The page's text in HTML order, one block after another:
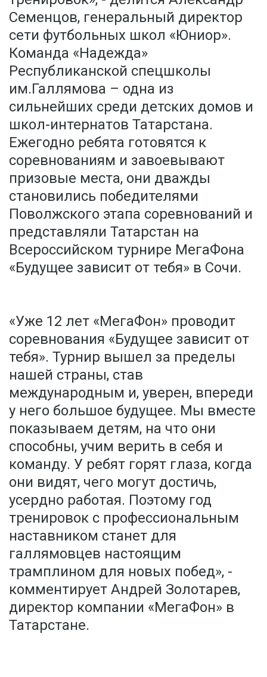
Семенцов, генеральный директор
сети футбольных школ «Юниор».
Команда «Надежда»
Республиканской спецшколы
им.Галлямова – одна из
сильнейших среди детских домов и
школ-интернатов Татарстана.
Ежегодно ребята готовятся к
соревнованиям и завоевывают
призовые места, они дважды
становились победителями
Поволжского этапа соревнований и
представляли Татарстан на
Всероссийском турнире МегаФона
«Будущее зависит от тебя» в Сочи.
«Уже 12 лет «МегаФон» проводит
соревнования «Будущее зависит от
тебя». Турнир вышел за пределы
нашей страны, став
международным и, уверен, впереди
у него большое будущее. Мы вместе
показываем детям, на что они
способны, учим верить в себя и
команду. У ребят горят глаза, когда
они видят, чего могут достичь,
усердно работая. Поэтому год
тренировок с профессиональным
наставником станет для
галлямовцев настоящим
трамплином для новых побед», -
комментирует Андрей Золотарев,
директор компании «МегаФон» в
Татарстане.